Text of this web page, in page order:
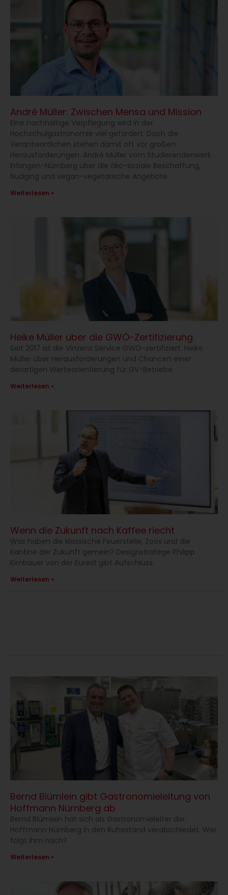
André Müller: Zwischen Mensa und Mission
Eine nachhaltige Verpflegung wird in der
Hochschulgastronomie viel gefordert. Doch die
Verantwortlichen stehen damit oft vor großen
Herausforderungen. André Müller vom Studierendenwerk
Erlangen-Nürnberg über die öko-soziale Beschaffung,
Nudging und vegan-vegetarische Angebote.
Weiterlesen »
Heike Müller über die GWÖ-Zertifizierung
Seit 2017 ist die Vinzenz Service GWÖ-zertifiziert. Heike
Müller über Herausforderungen und Chancen einer
derartigen Werteorientierung für GV-Betriebe.
Weiterlesen »
Wenn die Zukunft nach Kaffee riecht
Was haben die klassische Feuerstelle, Zoos und die
Kantine der Zukunft gemein? Designstratege Philipp
Kirnbauer von der Eurest gibt Aufschluss.
Weiterlesen »
Bernd Blümlein gibt Gastronomieleitung von
Hoffmann Nürnberg ab
Bernd Blümlein hat sich als Gastronomieleiter der
Hoffmann Nürnberg in den Ruhestand verabschiedet. Wer
folgt ihm nach?
Weiterlesen »